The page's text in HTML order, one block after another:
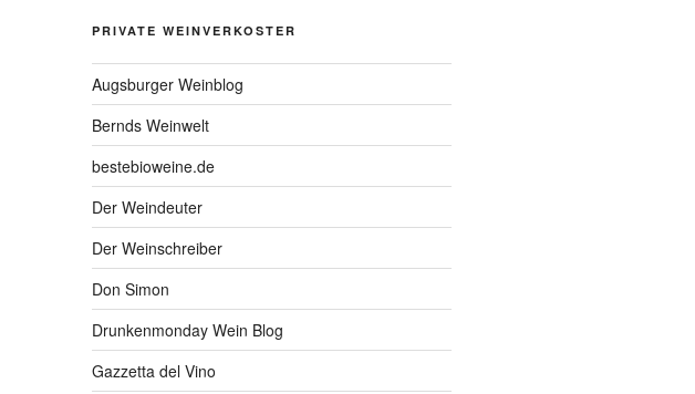
PRIVATE WEINVERKOSTER
Augsburger Weinblog
Bernds Weinwelt
bestebioweine.de
Der Weindeuter
Der Weinschreiber
Don Simon
Drunkenmonday Wein Blog
Gazzetta del Vino